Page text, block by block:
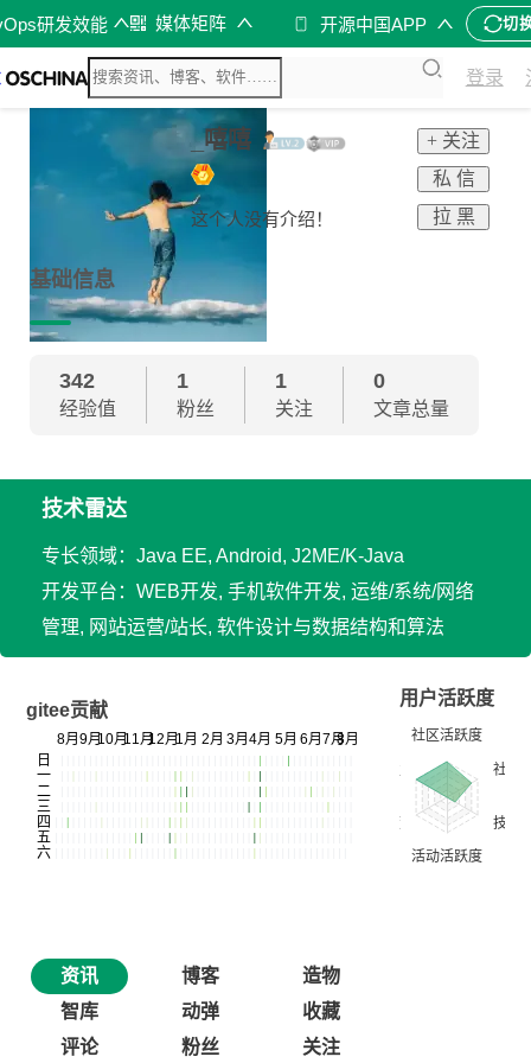
研发效能 媒体矩阵 开源中国APP 切
登录
_嘻嘻
这个人没有介绍！
+ 关注
私 信
拉 黑
基础信息
342
经验值
1
粉丝
1
关注
0
文章总量
技术雷达
专长领域：Java EE, Android, J2ME/K-Java
开发平台：WEB开发, 手机软件开发, 运维/系统/网络
管理, 网站运营/站长, 软件设计与数据结构和算法
gitee贡献
用户活跃度
资讯 博客
造物
智库
动弹
收藏
评论
粉丝 关注